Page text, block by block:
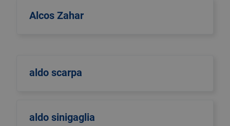
Alcos Zahar
aldo scarpa
aldo sinigaglia